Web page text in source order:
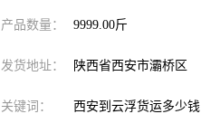
产品数量： 9999.00斤
发货地址： 陕西省西安市灞桥区
关键词： 西安到云浮货运多少钱